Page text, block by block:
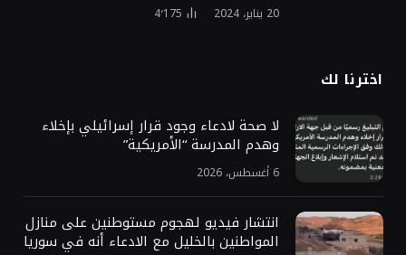
20 يناير، 2024 4٬175
اخترنا لك
لا صحة لادعاء وجود قرار إسرائيلي بإخلاء
وهدم المدرسة “الأمريكية”
6 أغسطس، 2026
انتشار فيديو لهجوم مستوطنين على منازل
المواطنين بالخليل مع الادعاء أنه في سوريا